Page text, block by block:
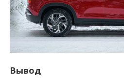
Вывод